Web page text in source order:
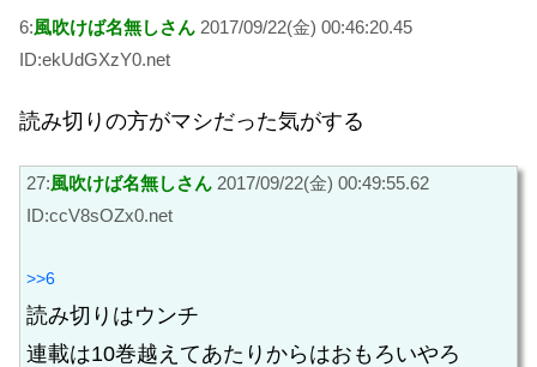
6:風吹けば名無しさん 2017/09/22(金) 00:46:20.45
ID:ekUdGXzY0.net
読み切りの方がマシだった気がする
27:風吹けば名無しさん 2017/09/22(金) 00:49:55.62
ID:ccV8sOZx0.net
>>6
読み切りはウンチ
連載は10巻越えてあたりからはおもろいやろ